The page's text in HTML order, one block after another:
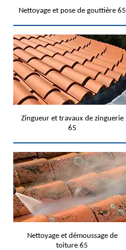
Nettoyage et pose de gouttière 65
Zingueur et travaux de zinguerie
65
Nettoyage et démoussage de
toiture 65